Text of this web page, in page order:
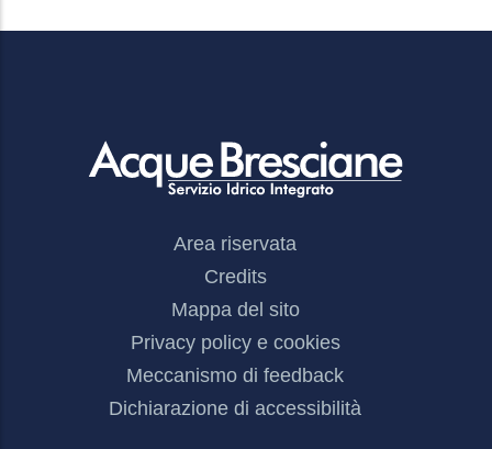
Area riservata
Credits
Mappa del sito
Privacy policy e cookies
Meccanismo di feedback
Dichiarazione di accessibilità